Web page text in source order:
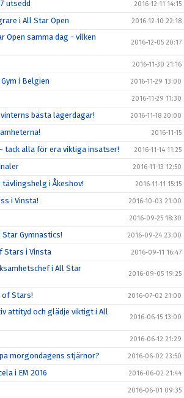
utsedd 2016-12-11 14:15
i All Star Open 2016-12-10 22:18
Open samma dag - vilken
2016-12-05 20:17
2016-11-30 21:16
i Belgien 2016-11-29 13:00
2016-11-29 11:30
bästa lägerdagar! 2016-11-18 20:00
2016-11-15
tack alla för era viktiga insatser! 2016-11-14 11:25
2016-11-13 12:50
i Åkeshov! 2016-11-11 15:15
i Vinsta! 2016-10-03 21:00
2016-09-25 18:30
Gymnastics! 2016-09-24 23:00
Stars i Vinsta 2016-09-11 16:47
i All Star
2016-09-05 19:25
Stars! 2016-07-02 21:00
attityd och glädje viktigt i All
2016-06-15 13:00
2016-06-12 21:29
morgondagens stjärnor? 2016-06-02 23:50
i EM 2016 2016-06-02 21:44
2016-06-01 09:35